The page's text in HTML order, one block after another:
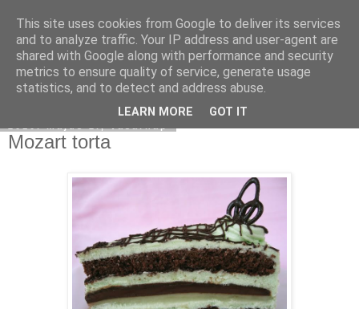
Moha Konyha
Mozart torta
This site uses cookies from Google to deliver its services
and to analyze traffic. Your IP address and user-agent are
shared with Google along with performance and security
metrics to ensure quality of service, generate usage
statistics, and to detect and address abuse.
LEARN MORE GOT IT